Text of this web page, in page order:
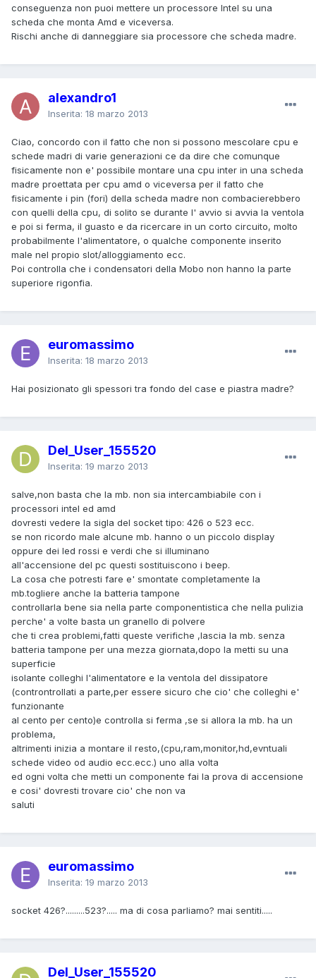
conseguenza non puoi mettere un processore Intel su una
scheda che monta Amd e viceversa.
Rischi anche di danneggiare sia processore che scheda madre.
alexandro1
Inserita: 18 marzo 2013
Ciao, concordo con il fatto che non si possono mescolare cpu e
schede madri di varie generazioni ce da dire che comunque
fisicamente non e' possibile montare una cpu inter in una scheda
madre proettata per cpu amd o viceversa per il fatto che
fisicamente i pin (fori) della scheda madre non combacierebbero
con quelli della cpu, di solito se durante l' avvio si avvia la ventola
e poi si ferma, il guasto e da ricercare in un corto circuito, molto
probabilmente l'alimentatore, o qualche componente inserito
male nel propio slot/alloggiamento ecc.
Poi controlla che i condensatori della Mobo non hanno la parte
superiore rigonfia.
euromassimo
Inserita: 18 marzo 2013
Hai posizionato gli spessori tra fondo del case e piastra madre?
Del_User_155520
Inserita: 19 marzo 2013
salve,non basta che la mb. non sia intercambiabile con i
processori intel ed amd
dovresti vedere la sigla del socket tipo: 426 o 523 ecc.
se non ricordo male alcune mb. hanno o un piccolo display
oppure dei led rossi e verdi che si illuminano
all'accensione del pc questi sostituiscono i beep.
La cosa che potresti fare e' smontate completamente la
mb.togliere anche la batteria tampone
controllarla bene sia nella parte componentistica che nella pulizia
perche' a volte basta un granello di polvere
che ti crea problemi,fatti queste verifiche ,lascia la mb. senza
batteria tampone per una mezza giornata,dopo la metti su una
superficie
isolante colleghi l'alimentatore e la ventola del dissipatore
(controntrollati a parte,per essere sicuro che cio' che colleghi e'
funzionante
al cento per cento)e controlla si ferma ,se si allora la mb. ha un
problema,
altrimenti inizia a montare il resto,(cpu,ram,monitor,hd,evntuali
schede video od audio ecc.ecc.) uno alla volta
ed ogni volta che metti un componente fai la prova di accensione
e cosi' dovresti trovare cio' che non va
saluti
euromassimo
Inserita: 19 marzo 2013
socket 426?.........523?..... ma di cosa parliamo? mai sentiti.....
Del_User_155520